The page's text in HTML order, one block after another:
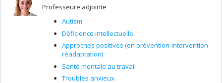
Professeure adjointe
Autism
Déficience intellectuelle
Approches positives (en prévention-intervention-
réadaptation)
Santé mentale au travail
Troubles anxieux